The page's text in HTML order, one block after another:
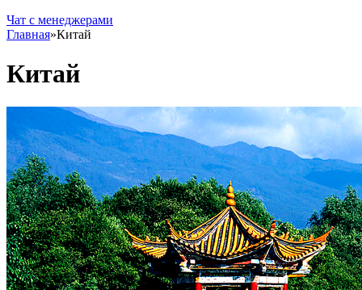
Чат c менеджерами
Главная»Китай
Китай